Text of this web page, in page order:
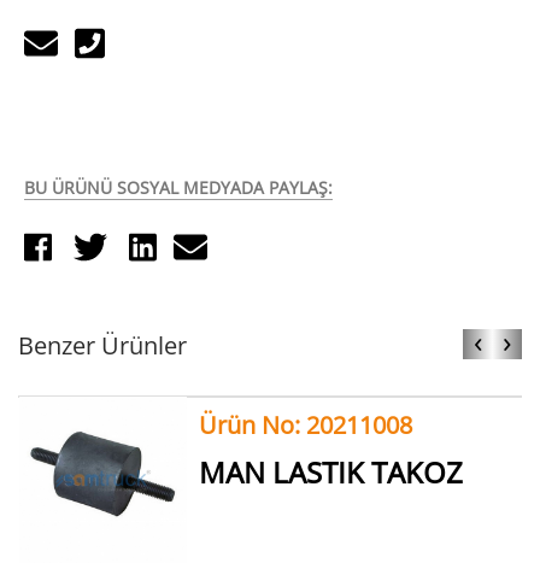
BU ÜRÜNÜ SOSYAL MEDYADA PAYLAŞ:
Benzer Ürünler ‹ ›
Ürün No: 20211008
MAN LASTIK TAKOZ